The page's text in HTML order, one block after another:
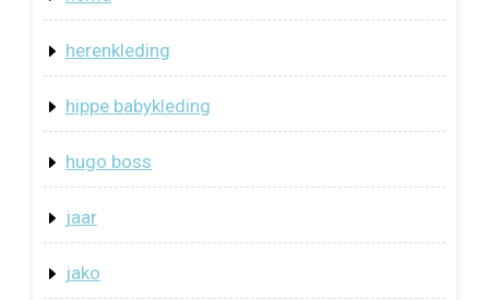
herenkleding
hippe babykleding
hugo boss
jaar
jako